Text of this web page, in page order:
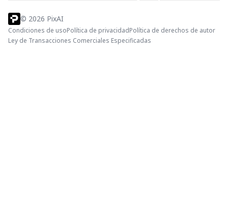
© 2026 PixAI
Condiciones de usoPolítica de privacidadPolítica de derechos de autor
Ley de Transacciones Comerciales Especificadas